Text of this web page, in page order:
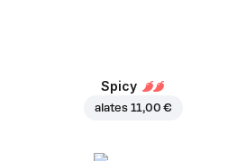
Spicy
alates 11,00 €